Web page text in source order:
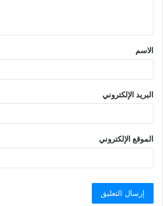
ق
*
الاسم
البريد الإلكتروني
الموقع الإلكتروني